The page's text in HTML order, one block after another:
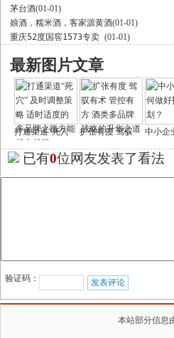
茅台酒(01-01)
娘酒，糯米酒，客家源黄酒(01-01)
重庆52度国窖1573专卖 (01-01)
最新图片文章
打通渠道“死穴 扩张有度 驾驭 中小企
已有0位网友发表了看法
验证码：
本站部分信息